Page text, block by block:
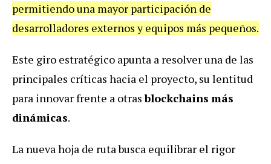
permitiendo una mayor participación de
desarrolladores externos y equipos más pequeños.
Este giro estratégico apunta a resolver una de las
principales críticas hacia el proyecto, su lentitud
para innovar frente a otrasblockchains más
dinámicas.
La nueva hoja de ruta busca equilibrar el rigor